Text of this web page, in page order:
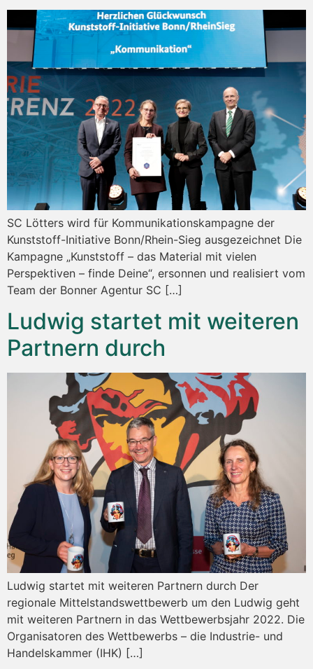
SC Lötters wird für Kommunikationskampagne der
Kunststoff-Initiative Bonn/Rhein-Sieg ausgezeichnet Die
Kampagne „Kunststoff – das Material mit vielen
Perspektiven – finde Deine“, ersonnen und realisiert vom
Team der Bonner Agentur SC […]
Ludwig startet mit weiteren
Partnern durch
Ludwig startet mit weiteren Partnern durch Der
regionale Mittelstandswettbewerb um den Ludwig geht
mit weiteren Partnern in das Wettbewerbsjahr 2022. Die
Organisatoren des Wettbewerbs – die Industrie- und
Handelskammer (IHK) […]